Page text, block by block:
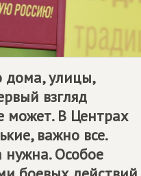
дома, улицы,
взгляд
может. В Центрах
важно все.
Особое